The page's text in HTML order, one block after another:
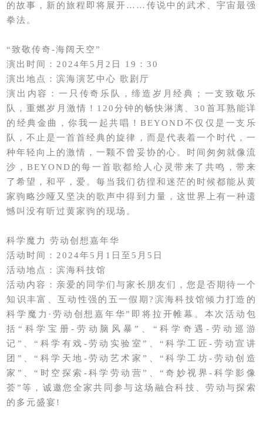
的故事，新的旅程即将展开……传说中的武术、宇宙最强
拳法。
“致敬传奇-海阔天空”
演出时间：2024年5月2日 19：30
演出地点：滨海演艺中心 歌剧厅
演出内容：一只传奇乐队，缔造岁月经典；一支致敬乐
队，重燃岁月激情！120分钟的畅快淋漓、30首耳熟能详
的经典金曲，你我一起共唱！BEYOND不仅仅是一支乐
队，不止是一首首经典的旋律，而是代表着一个时代，一
种年轻向上的激情，一颗不曾妥协的心。时间匆匆就像流
沙，BEYOND的每一首歌都给人心灵带来了共鸣，带来
了希望，和平，爱。每当我们彷徨和迷茫的时候都能从黄
家驹略沙哑又坚决的歌声中得到力量，这世界上有一种遗
憾叫没有听过黄家驹的现场。
科学魔力 劳动创想嘉年华
活动时间：2024年5月1日至5月5日
活动地点：滨海科技馆
活动内容：亲爱的同学们与家长朋友们，您是否期待一个
知识丰富、互动性强的五一假期?滨海科技馆倾力打造的
科学魔力·劳动创想嘉年华”即将拉开帷幕。本次活动包
括“科学宝册-劳动脑风暴”、“科学奇遇-劳动巡游
记”、“科学有戏-劳动实验室”、“科学工匠-劳动宣讲
团”、“科学天地-劳动艺术家”、“科学工坊-劳动创造
家”、“时空探索-科学劳动营”、“奇妙视界-科学影像
荟”等，诚邀您全家共同参与这场融合科技、劳动与探索
的多元盛宴!